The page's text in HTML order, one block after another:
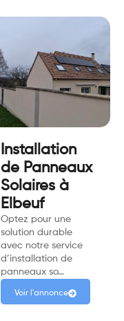
Installation
de Panneaux
Solaires à
Elbeuf
Optez pour une
solution durable
avec notre service
d’installation de
panneaux so…
Voir l'annonce